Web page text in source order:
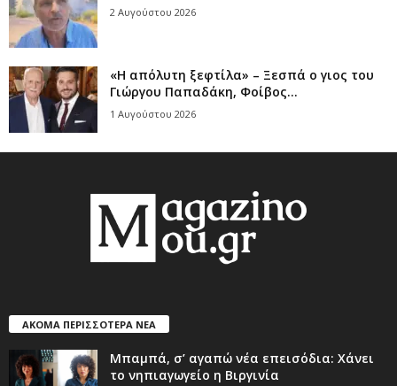
2 Αυγούστου 2026
«Η απόλυτη ξεφτίλα» – Ξεσπά ο γιος του
Γιώργου Παπαδάκη, Φοίβος...
1 Αυγούστου 2026
ΑΚΟΜΑ ΠΕΡΙΣΣΟΤΕΡΑ ΝΕΑ
Μπαμπά, σ’ αγαπώ νέα επεισόδια: Χάνει
το νηπιαγωγείο η Βιργινία